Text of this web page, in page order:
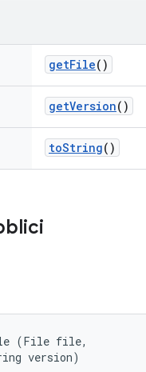
getFile()
getVersion()
toString()
(File file,
version)